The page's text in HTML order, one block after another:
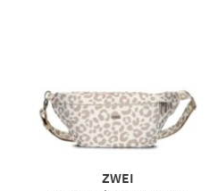
ZWEI